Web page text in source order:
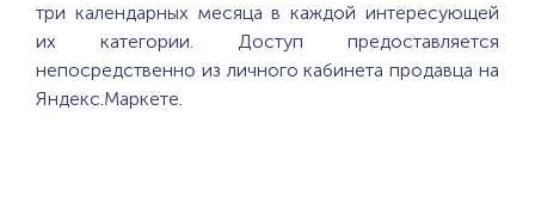
три календарных месяца в каждой интересующей
их категории. Доступ предоставляется
непосредственно из личного кабинета продавца на
Яндекс.Маркете.